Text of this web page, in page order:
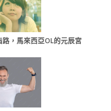
，馬來西亞OL的元辰宮